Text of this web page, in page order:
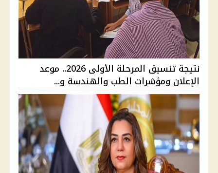
نتيجة تنسيق المرحلة الأولى 2026.. موعد
الإعلان ومؤشرات الطب والهندسة و...